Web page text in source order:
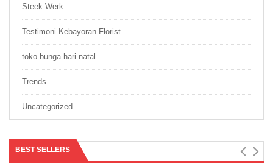
Steek Werk
Testimoni Kebayoran Florist
toko bunga hari natal
Trends
Uncategorized
BEST SELLERS